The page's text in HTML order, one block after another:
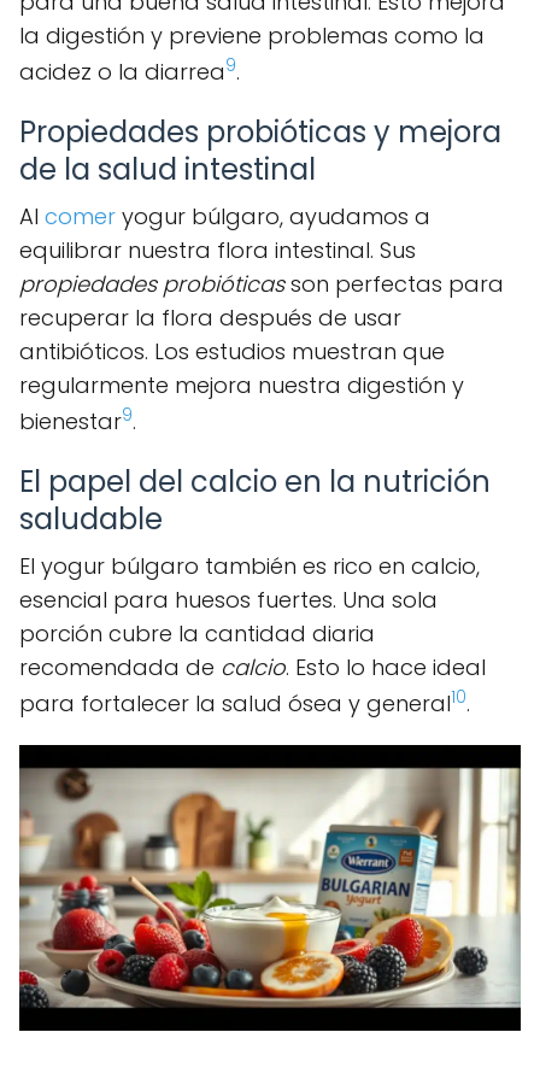
la digestión y previene problemas como la
acidez o la diarrea9.
Propiedades probióticas y mejora
de la salud intestinal
Al comer yogur búlgaro, ayudamos a
equilibrar nuestra flora intestinal. Sus
propiedades probióticasson perfectas para
recuperar la flora después de usar
antibióticos. Los estudios muestran que
regularmente mejora nuestra digestión y
bienestar9.
El papel del calcio en la nutrición
saludable
El yogur búlgaro también es rico en calcio,
esencial para huesos fuertes. Una sola
porción cubre la cantidad diaria
recomendada de calcio. Esto lo hace ideal
para fortalecer la salud ósea y general10.